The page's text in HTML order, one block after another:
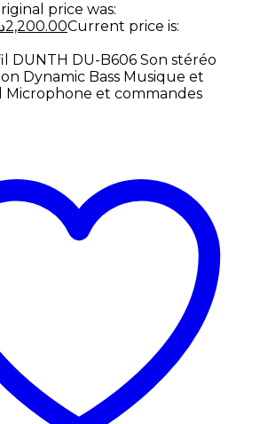
price was:
2,200.00Current price is:
DUNTH DU-B606 Son stéréo
Dynamic Bass Musique et
Microphone et commandes